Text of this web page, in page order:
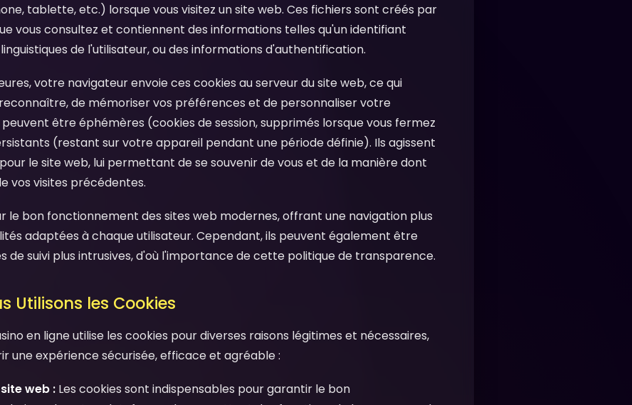
tablette, etc.) lorsque vous visitez un site web. Ces fichiers sont créés par
vous consultez et contiennent des informations telles qu'un identifiant
de l'utilisateur, ou des informations d'authentification.
votre navigateur envoie ces cookies au serveur du site web, ce qui
de mémoriser vos préférences et de personnaliser votre
être éphémères (cookies de session, supprimés lorsque vous fermez
(restant sur votre appareil pendant une période définie). Ils agissent
le site web, lui permettant de se souvenir de vous et de la manière dont
vos visites précédentes.
le bon fonctionnement des sites web modernes, offrant une navigation plus
adaptées à chaque utilisateur. Cependant, ils peuvent également être
de suivi plus intrusives, d'où l'importance de cette politique de transparence.
Utilisons les Cookies
en ligne utilise les cookies pour diverses raisons légitimes et nécessaires,
une expérience sécurisée, efficace et agréable :
web : Les cookies sont indispensables pour garantir le bon